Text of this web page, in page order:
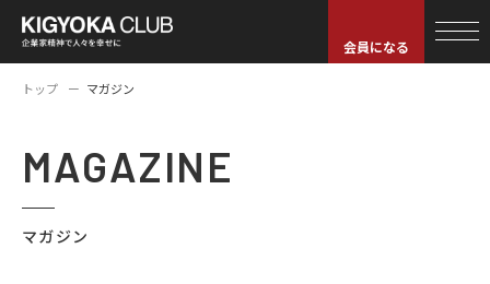
会員になる
トップ マガジン
MAGAZINE
マガジン